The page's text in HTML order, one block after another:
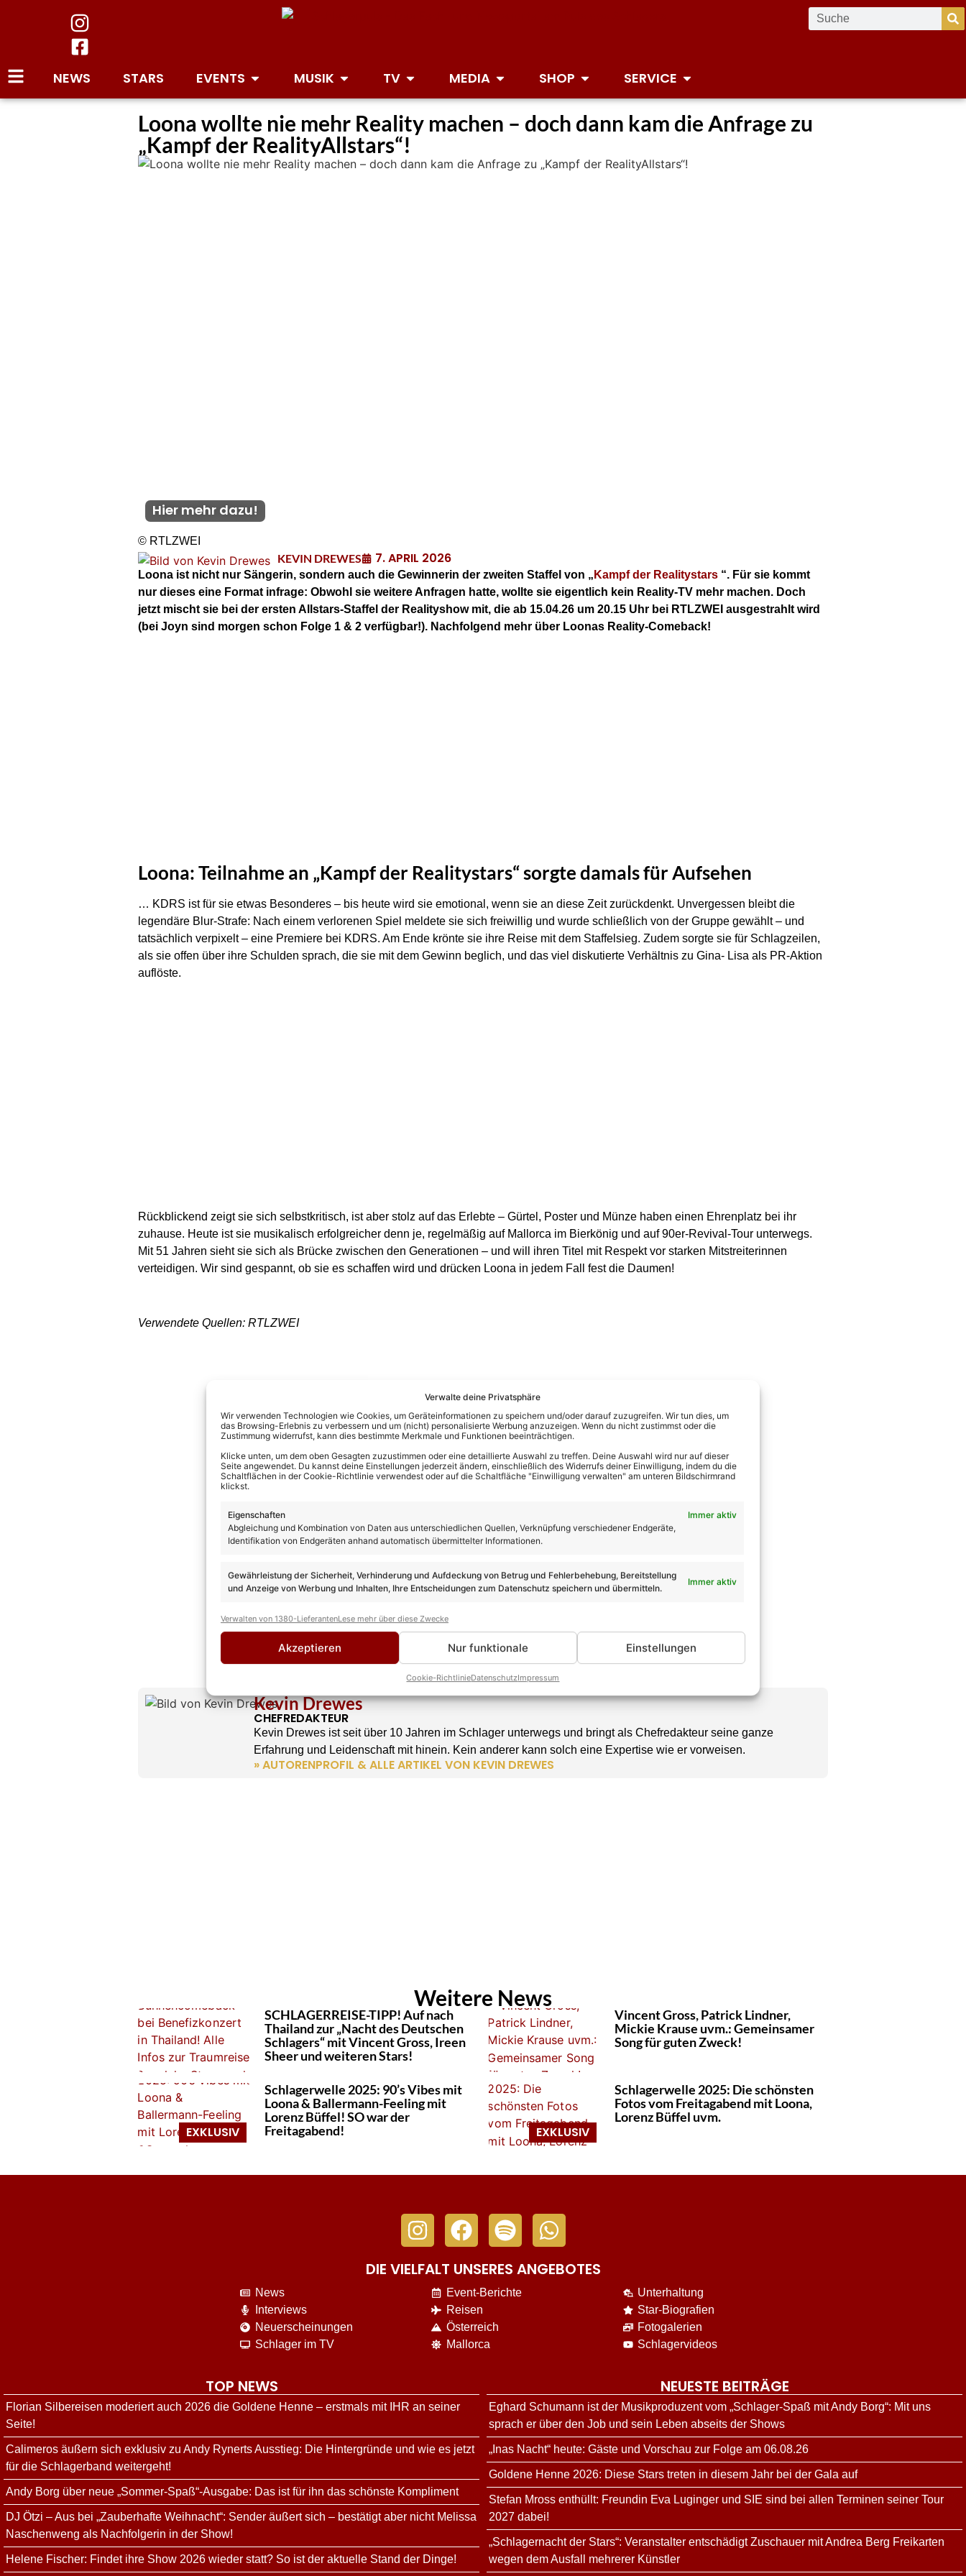
Verwalte deine Privatsphäre
Wir verwenden Technologien wie Cookies, um Geräteinformationen zu speichern und/oder darauf zuzugreifen. Wir tun dies, um
das Browsing-Erlebnis zu verbessern und um (nicht) personalisierte Werbung anzuzeigen. Wenn du nicht zustimmst oder die
Zustimmung widerrufst, kann dies bestimmte Merkmale und Funktionen beeinträchtigen.
Klicke unten, um dem oben Gesagten zuzustimmen oder eine detaillierte Auswahl zu treffen. Deine Auswahl wird nur auf dieser
Seite angewendet. Du kannst deine Einstellungen jederzeit ändern, einschließlich des Widerrufs deiner Einwilligung, indem du die
Schaltflächen in der Cookie-Richtlinie verwendest oder auf die Schaltfläche "Einwilligung verwalten" am unteren Bildschirmrand
klickst.
Eigenschaften
Immer aktiv
Abgleichung und Kombination von Daten aus unterschiedlichen Quellen, Verknüpfung verschiedener Endgeräte,
Identifikation von Endgeräten anhand automatisch übermittelter Informationen.
Gewährleistung der Sicherheit, Verhinderung und Aufdeckung von Betrug und Fehlerbehebung, Bereitstellung
und Anzeige von Werbung und Inhalten, Ihre Entscheidungen zum Datenschutz speichern und übermitteln.
Immer aktiv
Verwalten von 1380-LieferantenLese mehr über diese Zwecke
Akzeptieren Nur funktionale Einstellungen
Cookie-RichtlinieDatenschutzImpressum
NEWS STARS EVENTS MUSIK TV MEDIA SHOP SERVICE
Loona wollte nie mehr Reality machen – doch dann kam die Anfrage zu
„Kampf der RealityAllstars“!
Hier mehr dazu!
© RTLZWEI
KEVIN DREWES 7. APRIL 2026
Loona ist nicht nur Sängerin, sondern auch die Gewinnerin der zweiten Staffel von „ Kampf der Realitystars “. Für sie kommt
nur dieses eine Format infrage: Obwohl sie weitere Anfragen hatte, wollte sie eigentlich kein Reality-TV mehr machen. Doch
jetzt mischt sie bei der ersten Allstars-Staffel der Realityshow mit, die ab 15.04.26 um 20.15 Uhr bei RTLZWEI ausgestrahlt wird
(bei Joyn sind morgen schon Folge 1 & 2 verfügbar!). Nachfolgend mehr über Loonas Reality-Comeback!
Loona: Teilnahme an „Kampf der Realitystars“ sorgte damals für Aufsehen
… KDRS ist für sie etwas Besonderes – bis heute wird sie emotional, wenn sie an diese Zeit zurückdenkt. Unvergessen bleibt die
legendäre Blur-Strafe: Nach einem verlorenen Spiel meldete sie sich freiwillig und wurde schließlich von der Gruppe gewählt – und
tatsächlich verpixelt – eine Premiere bei KDRS. Am Ende krönte sie ihre Reise mit dem Staffelsieg. Zudem sorgte sie für Schlagzeilen,
als sie offen über ihre Schulden sprach, die sie mit dem Gewinn beglich, und das viel diskutierte Verhältnis zu Gina- Lisa als PR-Aktion
auflöste.
Rückblickend zeigt sie sich selbstkritisch, ist aber stolz auf das Erlebte – Gürtel, Poster und Münze haben einen Ehrenplatz bei ihr
zuhause. Heute ist sie musikalisch erfolgreicher denn je, regelmäßig auf Mallorca im Bierkönig und auf 90er-Revival-Tour unterwegs.
Mit 51 Jahren sieht sie sich als Brücke zwischen den Generationen – und will ihren Titel mit Respekt vor starken Mitstreiterinnen
verteidigen. Wir sind gespannt, ob sie es schaffen wird und drücken Loona in jedem Fall fest die Daumen!
Verwendete Quellen: RTLZWEI
Kevin Drewes
CHEFREDAKTEUR
Kevin Drewes ist seit über 10 Jahren im Schlager unterwegs und bringt als Chefredakteur seine ganze
Erfahrung und Leidenschaft mit hinein. Kein anderer kann solch eine Expertise wie er vorweisen.
» AUTORENPROFIL & ALLE ARTIKEL VON KEVIN DREWES
Weitere News
SCHLAGERREISE-TIPP! Auf nach
Thailand zur „Nacht des Deutschen
Schlagers“ mit Vincent Gross, Ireen
Sheer und weiteren Stars!
Vincent Gross, Patrick Lindner,
Mickie Krause uvm.: Gemeinsamer
Song für guten Zweck!
Schlagerwelle 2025: 90’s Vibes mit
Loona & Ballermann-Feeling mit
Lorenz Büffel! SO war der
Freitagabend!
Schlagerwelle 2025: Die schönsten
Fotos vom Freitagabend mit Loona,
Lorenz Büffel uvm.
DIE VIELFALT UNSERES ANGEBOTES
News
Interviews
Neuerscheinungen
Schlager im TV
Event-Berichte
Reisen
Österreich
Mallorca
Unterhaltung
Star-Biografien
Fotogalerien
Schlagervideos
TOP NEWS
Florian Silbereisen moderiert auch 2026 die Goldene Henne – erstmals mit IHR an seiner
Seite!
Calimeros äußern sich exklusiv zu Andy Rynerts Ausstieg: Die Hintergründe und wie es jetzt
für die Schlagerband weitergeht!
Andy Borg über neue „Sommer-Spaß“-Ausgabe: Das ist für ihn das schönste Kompliment
DJ Ötzi – Aus bei „Zauberhafte Weihnacht“: Sender äußert sich – bestätigt aber nicht Melissa
Naschenweng als Nachfolgerin in der Show!
Helene Fischer: Findet ihre Show 2026 wieder statt? So ist der aktuelle Stand der Dinge!
NEUESTE BEITRÄGE
Eghard Schumann ist der Musikproduzent vom „Schlager-Spaß mit Andy Borg“: Mit uns
sprach er über den Job und sein Leben abseits der Shows
„Inas Nacht“ heute: Gäste und Vorschau zur Folge am 06.08.26
Goldene Henne 2026: Diese Stars treten in diesem Jahr bei der Gala auf
Stefan Mross enthüllt: Freundin Eva Luginger und SIE sind bei allen Terminen seiner Tour
2027 dabei!
„Schlagernacht der Stars“: Veranstalter entschädigt Zuschauer mit Andrea Berg Freikarten
wegen dem Ausfall mehrerer Künstler